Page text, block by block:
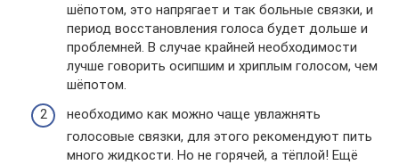
шёпотом, это напрягает и так больные связки, и
период восстановления голоса будет дольше и
проблемней. В случае крайней необходимости
лучше говорить осипшим и хриплым голосом, чем
шёпотом.
необходимо как можно чаще увлажнять
голосовые связки, для этого рекомендуют пить
много жидкости. Но не горячей, а тёплой! Ещё